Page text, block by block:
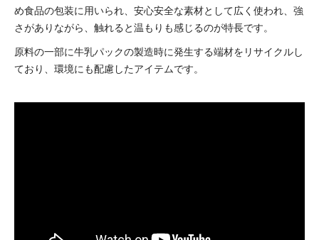
め食品の包装に用いられ、安心安全な素材として広く使われ、強
さがありながら、触れると温もりも感じるのが特長です。
原料の一部に牛乳パックの製造時に発生する端材をリサイクルし
ており、環境にも配慮したアイテムです。